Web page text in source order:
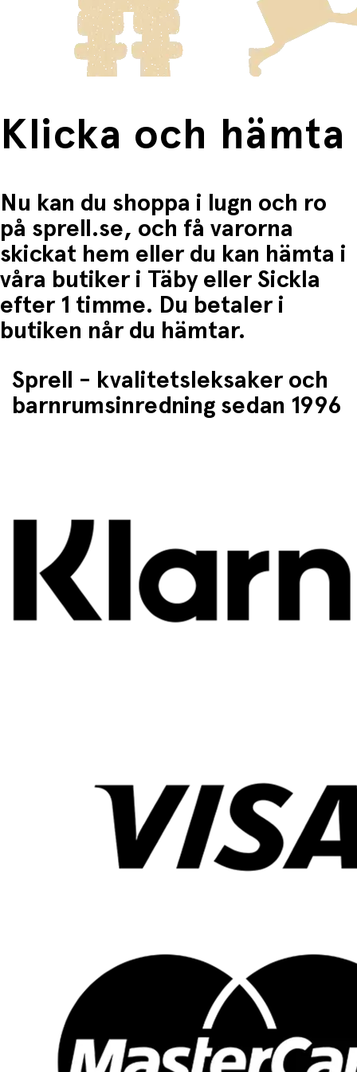
Perfekt i julkalendern!
frakten för dessa varor visas i kassan.
Fri frakt när du handlar för mer än 1500:-
Klicka och hämta
Nu kan du shoppa i lugn och ro
på sprell.se, och få varorna
skickat hem eller du kan hämta i
våra butiker i Täby eller Sickla
efter 1 timme. Du betaler i
butiken når du hämtar.
Sprell - kvalitetsleksaker och
barnrumsinredning sedan 1996